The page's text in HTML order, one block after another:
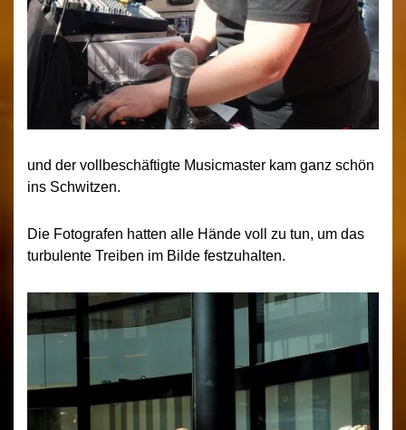
und der vollbeschäftigte Musicmaster kam ganz schön
ins Schwitzen.
Die Fotografen hatten alle Hände voll zu tun, um das
turbulente Treiben im Bilde festzuhalten.